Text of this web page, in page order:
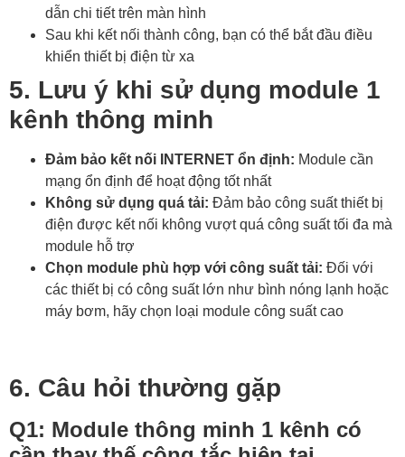
dẫn chi tiết trên màn hình
Sau khi kết nối thành công, bạn có thể bắt đầu điều
khiển thiết bị điện từ xa
5. Lưu ý khi sử dụng module 1
kênh thông minh
Đảm bảo kết nối INTERNET ổn định: Module cần
mạng ổn định để hoạt động tốt nhất
Không sử dụng quá tải: Đảm bảo công suất thiết bị
điện được kết nối không vượt quá công suất tối đa mà
module hỗ trợ
Chọn module phù hợp với công suất tải: Đối với
các thiết bị có công suất lớn như bình nóng lạnh hoặc
máy bơm, hãy chọn loại module công suất cao
6. Câu hỏi thường gặp
Q1: Module thông minh 1 kênh có